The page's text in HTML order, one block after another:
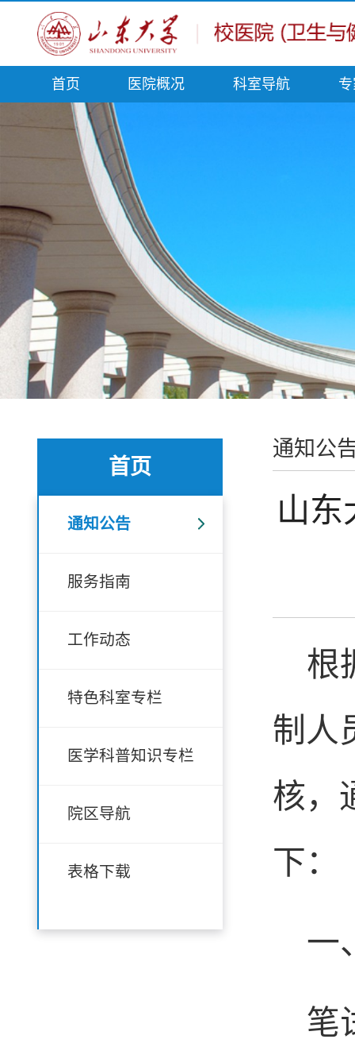
首页 医院概况 科室导航
首页
通知公告
服务指南
工作动态
特色科室专栏
医学科普知识专栏
院区导航
表格下载
通知公
山东
根
制人
核，
下：
一
笔